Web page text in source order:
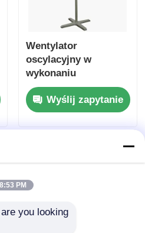
Wentylator
oscylacyjny w
wykonaniu
przeciwwybuchowym
ATEX do stosowania
w strefach 1 i 2
Wyślij zapytanie
8:53 PM
you looking